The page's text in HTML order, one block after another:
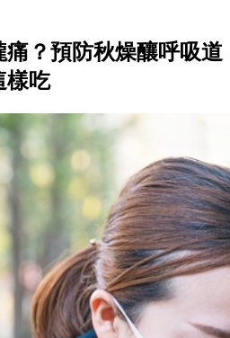
？預防秋燥釀呼吸道
樣吃